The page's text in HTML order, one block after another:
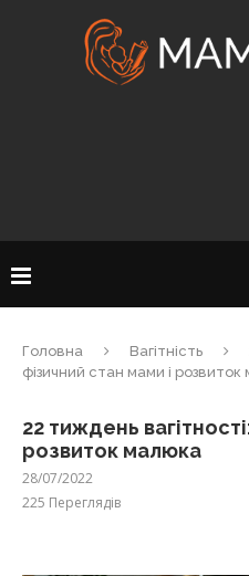
Головна Вагітність
фізичний стан мами і
22 тиждень
розвиток малюка
28/07/2022
225 Переглядів